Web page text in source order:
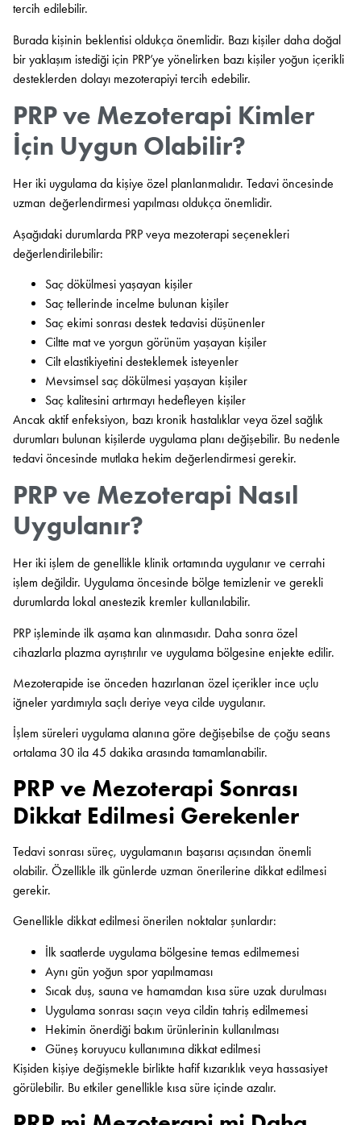
tercih edilebilir.
Burada kişinin beklentisi oldukça önemlidir. Bazı kişiler daha doğal
bir yaklaşım istediği için PRP’ye yönelirken bazı kişiler yoğun içerikli
desteklerden dolayı mezoterapiyi tercih edebilir.
PRP ve Mezoterapi Kimler
İçin Uygun Olabilir?
Her iki uygulama da kişiye özel planlanmalıdır. Tedavi öncesinde
uzman değerlendirmesi yapılması oldukça önemlidir.
Aşağıdaki durumlarda PRP veya mezoterapi seçenekleri
değerlendirilebilir:
Saç dökülmesi yaşayan kişiler
Saç tellerinde incelme bulunan kişiler
Saç ekimi sonrası destek tedavisi düşünenler
Ciltte mat ve yorgun görünüm yaşayan kişiler
Cilt elastikiyetini desteklemek isteyenler
Mevsimsel saç dökülmesi yaşayan kişiler
Saç kalitesini artırmayı hedefleyen kişiler
Ancak aktif enfeksiyon, bazı kronik hastalıklar veya özel sağlık
durumları bulunan kişilerde uygulama planı değişebilir. Bu nedenle
tedavi öncesinde mutlaka hekim değerlendirmesi gerekir.
PRP ve Mezoterapi Nasıl
Uygulanır?
Her iki işlem de genellikle klinik ortamında uygulanır ve cerrahi
işlem değildir. Uygulama öncesinde bölge temizlenir ve gerekli
durumlarda lokal anestezik kremler kullanılabilir.
PRP işleminde ilk aşama kan alınmasıdır. Daha sonra özel
cihazlarla plazma ayrıştırılır ve uygulama bölgesine enjekte edilir.
Mezoterapide ise önceden hazırlanan özel içerikler ince uçlu
iğneler yardımıyla saçlı deriye veya cilde uygulanır.
İşlem süreleri uygulama alanına göre değişebilse de çoğu seans
ortalama 30 ila 45 dakika arasında tamamlanabilir.
PRP ve Mezoterapi Sonrası
Dikkat Edilmesi Gerekenler
Tedavi sonrası süreç, uygulamanın başarısı açısından önemli
olabilir. Özellikle ilk günlerde uzman önerilerine dikkat edilmesi
gerekir.
Genellikle dikkat edilmesi önerilen noktalar şunlardır:
İlk saatlerde uygulama bölgesine temas edilmemesi
Aynı gün yoğun spor yapılmaması
Sıcak duş, sauna ve hamamdan kısa süre uzak durulması
Uygulama sonrası saçın veya cildin tahriş edilmemesi
Hekimin önerdiği bakım ürünlerinin kullanılması
Güneş koruyucu kullanımına dikkat edilmesi
Kişiden kişiye değişmekle birlikte hafif kızarıklık veya hassasiyet
görülebilir. Bu etkiler genellikle kısa süre içinde azalır.